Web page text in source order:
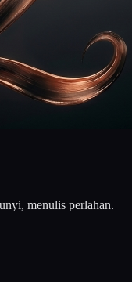
menulis perlahan.